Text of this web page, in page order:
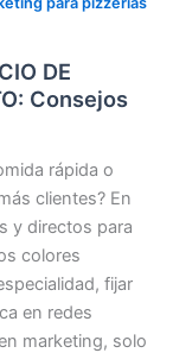
DE
Consejos
rápida o
clientes? En
y directos para
colores
fijar
en redes
marketing, solo